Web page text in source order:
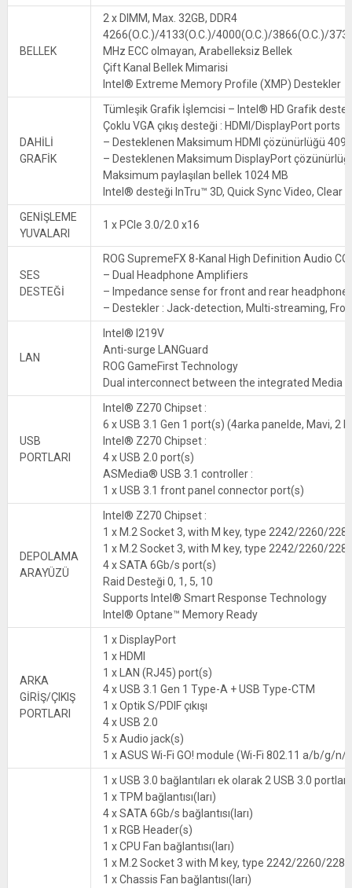
BELLEK
2 x DIMM, Max. 32GB, DDR4
4266(O.C.)/4133(O.C.)/4000(O.C.)/3866(O.C.)/
MHz ECC olmayan, Arabelleksiz Bellek
Çift Kanal Bellek Mimarisi
Intel® Extreme Memory Profile (XMP) Destekler
DAHİLİ
GRAFİK
Tümleşik Grafik İşlemcisi – Intel® HD Grafik
Çoklu VGA çıkış desteği : HDMI/DisplayPort ports
– Desteklenen Maksimum HDMI çözünürlüğü
– Desteklenen Maksimum DisplayPort
Maksimum paylaşılan bellek 1024 MB
Intel® desteği InTru™ 3D, Quick Sync Video, Clear
GENİŞLEME
YUVALARI
1 x PCIe 3.0/2.0 x16
SES
DESTEĞİ
ROG SupremeFX 8-Kanal High Definition Audio
– Dual Headphone Amplifiers
– Impedance sense for front and rear headphone
– Destekler : Jack-detection, Multi-streaming,
LAN
Intel® I219V
Anti-surge LANGuard
ROG GameFirst Technology
Dual interconnect between the integrated Media
USB
PORTLARI
Intel® Z270 Chipset :
6 x USB 3.1 Gen 1 port(s) (4arka panelde, Mavi, 2
Intel® Z270 Chipset :
4 x USB 2.0 port(s)
ASMedia® USB 3.1 controller :
1 x USB 3.1 front panel connector port(s)
DEPOLAMA
ARAYÜZÜ
Intel® Z270 Chipset :
1 x M.2 Socket 3, with M key, type 2242/2260/
1 x M.2 Socket 3, with M key, type 2242/2260/
4 x SATA 6Gb/s port(s)
Raid Desteği 0, 1, 5, 10
Supports Intel® Smart Response Technology
Intel® Optane™ Memory Ready
ARKA
GİRİŞ/ÇIKIŞ
PORTLARI
1 x DisplayPort
1 x HDMI
1 x LAN (RJ45) port(s)
4 x USB 3.1 Gen 1 Type-A + USB Type-CTM
1 x Optik S/PDIF çıkışı
4 x USB 2.0
5 x Audio jack(s)
1 x ASUS Wi-Fi GO! module (Wi-Fi 802.11 a/b/g/
1 x USB 3.0 bağlantıları ek olarak 2 USB 3.0
1 x TPM bağlantısı(ları)
4 x SATA 6Gb/s bağlantısı(ları)
1 x RGB Header(s)
1 x CPU Fan bağlantısı(ları)
1 x M.2 Socket 3 with M key, type 2242/2260/
1 x Chassis Fan bağlantısı(ları)